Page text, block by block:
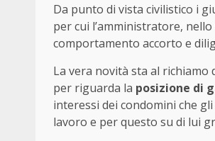
Da punto di vista civilistico i
per cui l’amministratore,
comportamento accorto e
La vera novità sta al richiamo
per riguarda la posizione di
interessi dei condomini che
lavoro e per questo su di lui